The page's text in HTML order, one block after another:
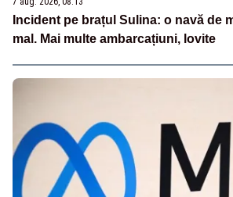
Incident pe brațul Sulina: o navă de
mal. Mai multe ambarcațiuni, lovite